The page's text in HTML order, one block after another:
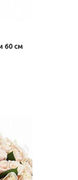
60 см